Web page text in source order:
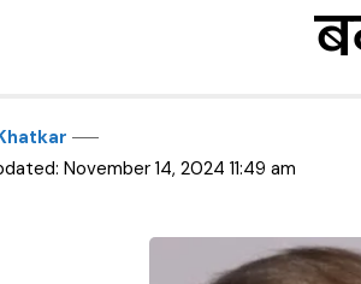
November 14, 2024 11:49 am